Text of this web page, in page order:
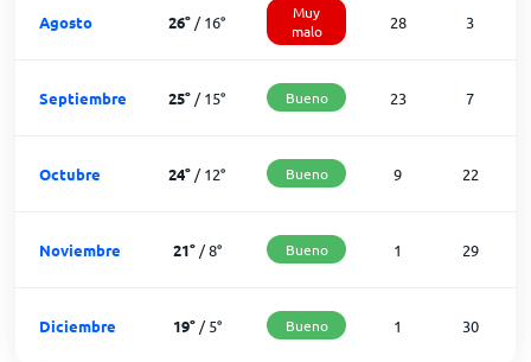
Agosto 26° /16°
Muy
malo
28 3
Septiembre 25° /15° Bueno 23 7
Octubre 24° /12° Bueno 9 22
Noviembre 21°/8° Bueno 1 29
Diciembre 19°/5° Bueno 1 30